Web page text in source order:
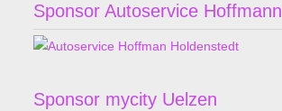
Sponsor Autoservice Hoffmann
Sponsor mycity Uelzen